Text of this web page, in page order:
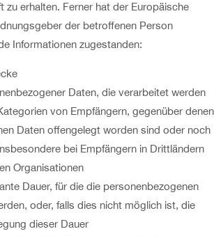
zu erhalten. Ferner hat der Europäische
der betroffenen Person
Informationen zugestanden:
Daten, die verarbeitet werden
von Empfängern, gegenüber denen
Daten offengelegt worden sind oder noch
bei Empfängern in Drittländern
Organisationen
Dauer, für die die personenbezogenen
oder, falls dies nicht möglich ist, die
dieser Dauer